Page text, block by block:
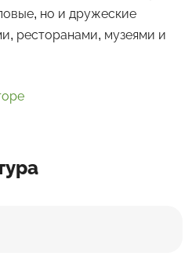
но и дружеские
ресторанами, музеями и